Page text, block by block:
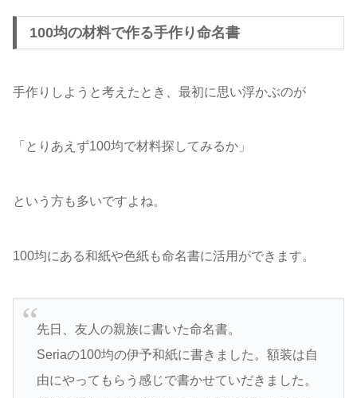
100均の材料で作る手作り命名書
手作りしようと考えたとき、最初に思い浮かぶのが
「とりあえず100均で材料探してみるか」
という方も多いですよね。
100均にある和紙や色紙も命名書に活用ができます。
先日、友人の親族に書いた命名書。
Seriaの100均の伊予和紙に書きました。額装は自
由にやってもらう感じで書かせていだきました。